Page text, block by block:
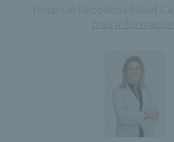
Hospital Recoletas Salud
más información